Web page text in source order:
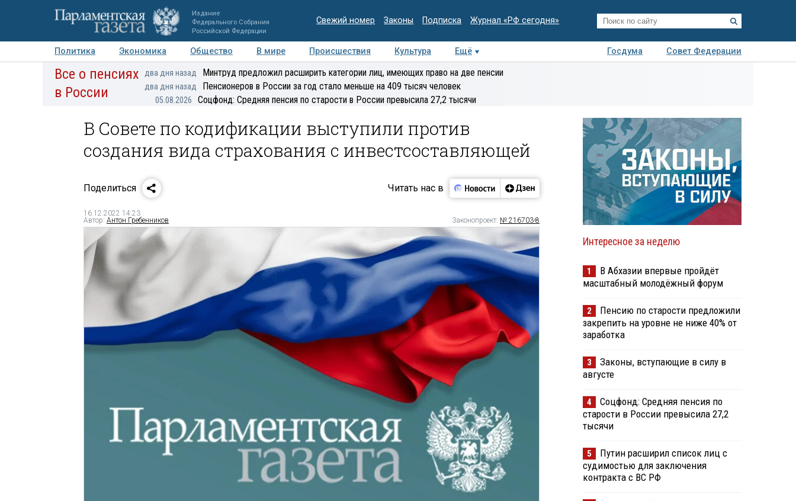
Издание
Федерального Собрания
Российской Федерации
Свежий номер Законы Подписка Журнал «РФ сегодня»
Политика Экономика Общество В мире Происшествия Культура Ещё Госдума
Совет Федерации
Авторы Персоны Мнения Регионы Медиацентр Интервью Колумнисты
Деловая
Все о пенсиях
в России
два дня назад Минтруд предложил расширить категории лиц, имеющих право на две пенсии
два дня назад Пенсионеров в России за год стало меньше на 409 тысяч человек
05.08.2026 Соцфонд: Средняя пенсия по старости в России превысила 27,2 тысячи
В Совете по кодификации выступили против
создания вида страхования с инвестсоставляющей
Поделиться Читать нас в
16.12.2022 14:23
Автор: Антон Гребенников Законопроект: № 216703-8
Интересное за неделю
1
В Абхазии впервые пройдёт
масштабный молодёжный форум
2
Пенсию по старости предложили
закрепить на уровне не ниже 40% от
заработка
3
Законы, вступающие в силу в
августе
4
Соцфонд: Средняя пенсия по
старости в России превысила 27,2
тысячи
5
Путин расширил список лиц с
судимостью для заключения
контракта с ВС РФ